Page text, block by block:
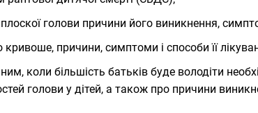
голови причини його виникнення,
причини, симптоми і способи її
коли більшість батьків буде володіти
голови у дітей, а також про причини